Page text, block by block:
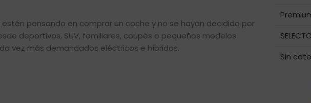
pensando en comprar un coche y no se hayan decidido por
deportivos, SUV, familiares, coupés o pequeños modelos
vez más demandados eléctricos e híbridos.
Sin